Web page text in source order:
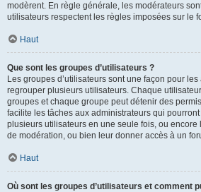
modèrent. En règle générale, les modérateurs
utilisateurs respectent les règles imposées sur le
Haut
Que sont les groupes d’utilisateurs ?
Les groupes d’utilisateurs sont une façon pour
regrouper plusieurs utilisateurs. Chaque
groupes et chaque groupe peut détenir des
facilite les tâches aux administrateurs qui
plusieurs utilisateurs en une seule fois, ou
de modération, ou bien leur donner accès à un
Haut
Où sont les groupes d’utilisateurs et comment